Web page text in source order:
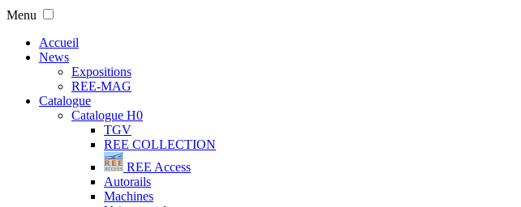
Menu
Accueil
News
Expositions
REE-MAG
Catalogue
Catalogue H0
TGV
REE COLLECTION
REE Access
Autorails
Machines